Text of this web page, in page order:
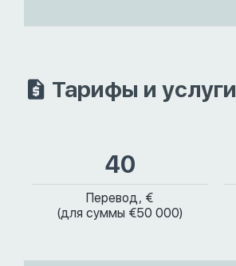
Тарифы и услуги
40
Перевод, €
(для суммы €50 000)